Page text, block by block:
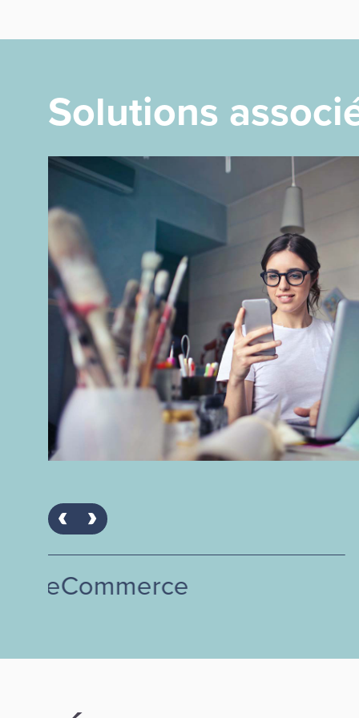
Solutions
ACS 3D secure